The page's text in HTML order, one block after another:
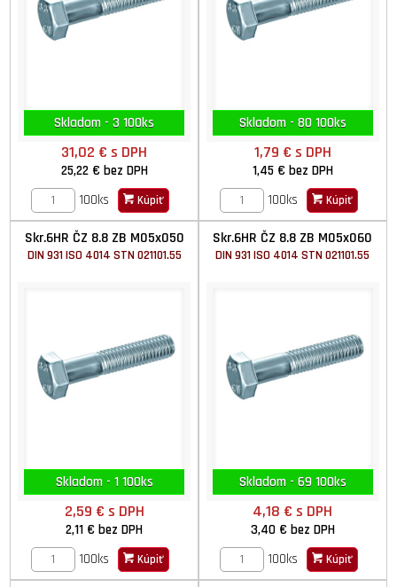
Skladom - 3 100ks
31,02 €s DPH
25,22 € bez DPH
100ks
Kúpiť
Skladom - 80 100ks
1,79 € s DPH
1,45 € bez DPH
100ks
Kúpiť
Skr.6HR ČZ 8.8 ZB M05x050
DIN 931 ISO 4014 STN 021101.55
Skladom - 1 100ks
2,59 € s DPH
2,11 €bez DPH
100ks
Kúpiť
Skr.6HR ČZ 8.8 ZB M05x060
DIN 931 ISO 4014 STN 021101.55
Skladom - 69 100ks
4,18 €s DPH
3,40 € bez DPH
100ks
Kúpiť